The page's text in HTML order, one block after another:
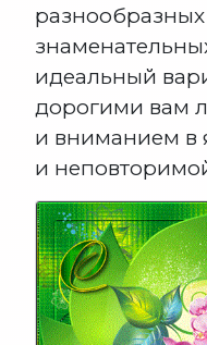
идеальный
дорогими вам
и вниманием в
и